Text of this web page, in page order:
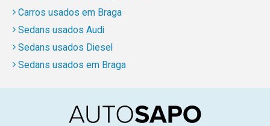
Carros usados em Braga
Sedans usados Audi
Sedans usados Diesel
Sedans usados em Braga